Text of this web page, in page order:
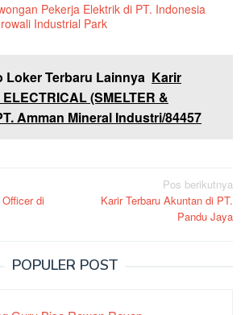
Pekerja Elektrik di PT. Indonesia
Industrial Park
Loker Terbaru Lainnya Karir
(SMELTER &
Amman Mineral Industri/84457
di
Pos berikutnya
Karir Terbaru Akuntan di PT.
Pandu Jaya
POPULER POST